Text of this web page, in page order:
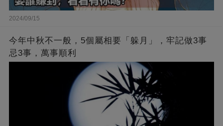
2024/09/15
今年中秋不一般，5個屬相要「躲月」，牢記做3事
忌3事，萬事順利